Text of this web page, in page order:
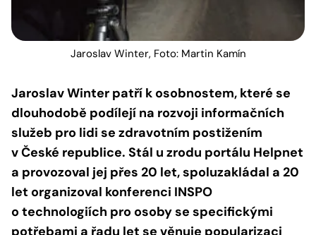
Jaroslav Winter, Foto: Martin Kamín
Jaroslav Winter patří k osobnostem, které se
dlouhodobě podílejí na rozvoji informačních
služeb pro lidi se zdravotním postižením
v České republice. Stál u zrodu portálu Helpnet
a provozoval jej přes 20 let, spoluzakládal a 20
let organizoval konferenci INSPO
o technologiích pro osoby se specifickými
potřebami a řadu let se věnuje popularizaci